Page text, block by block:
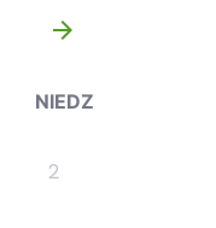
NIEDZ
2